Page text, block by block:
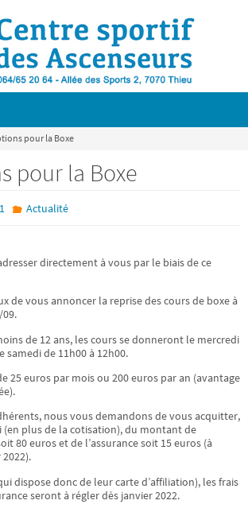
pour la Boxe
pour la Boxe
Actualité
directement à vous par le biais de ce
de vous annoncer la reprise des cours de boxe à
de 12 ans, les cours se donneront le mercredi
samedi de 11h00 à 12h00.
25 euros par mois ou 200 euros par an (avantage
nous vous demandons de vous acquitter,
(en plus de la cotisation), du montant de
80 euros et de l’assurance soit 15 euros (à
dispose donc de leur carte d’affiliation), les frais
seront à régler dès janvier 2022.